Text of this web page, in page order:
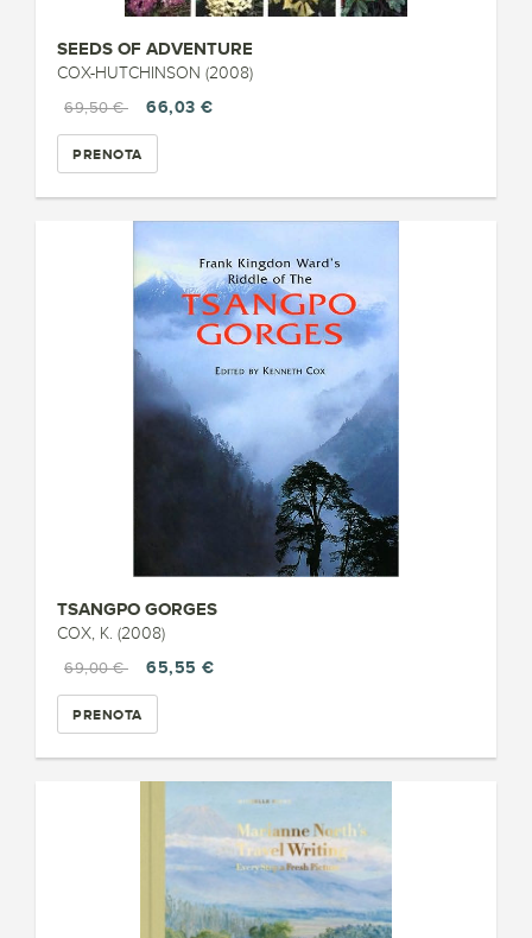
SEEDS OF ADVENTURE
COX-HUTCHINSON (2008)
69,50 €
66,03 €
PRENOTA
TSANGPO GORGES
COX, K. (2008)
69,00 €
65,55 €
PRENOTA